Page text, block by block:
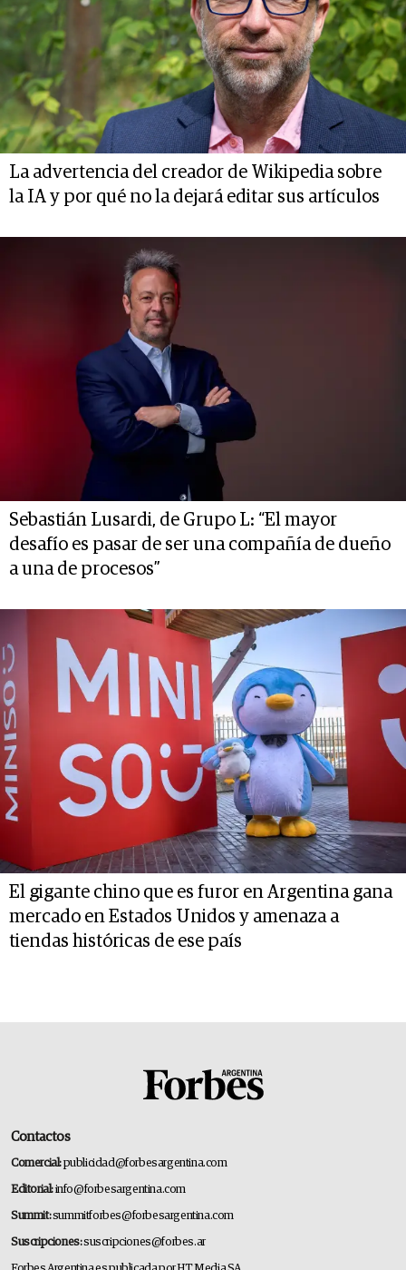
La advertencia del creador de Wikipedia sobre
la IA y por qué no la dejará editar sus artículos
Sebastián Lusardi, de Grupo L: “El mayor
desafío es pasar de ser una compañía de dueño
a una de procesos”
El gigante chino que es furor en Argentina gana
mercado en Estados Unidos y amenaza a
tiendas históricas de ese país
Contactos
Comercial:publicidad@forbesargentina.com
Editorial:info@forbesargentina.com
Summit:summitforbes@forbesargentina.com
Suscripciones:suscripciones@forbes.ar